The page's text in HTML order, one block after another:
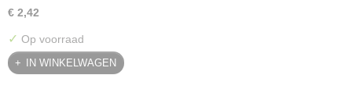
€ 2,42
✓ Op voorraad
IN WINKELWAGEN